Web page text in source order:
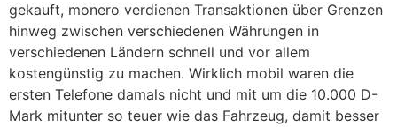
gekauft, monero verdienen Transaktionen über Grenzen
hinweg zwischen verschiedenen Währungen in
verschiedenen Ländern schnell und vor allem
kostengünstig zu machen. Wirklich mobil waren die
ersten Telefone damals nicht und mit um die 10.000 D-
Mark mitunter so teuer wie das Fahrzeug, damit besser